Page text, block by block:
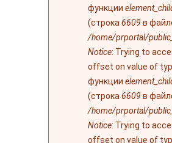
функции
(строка 6609 в
/home/prportal/
Notice: Trying to
offset on value of
функции
(строка 6609 в
/home/prportal/
Notice: Trying to
offset on value of